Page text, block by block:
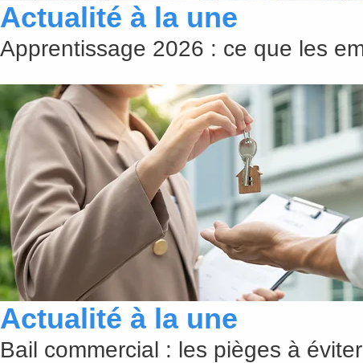
Actualité à la une
Apprentissage 2026 : ce que les
Actualité à la une
Bail commercial : les pièges à